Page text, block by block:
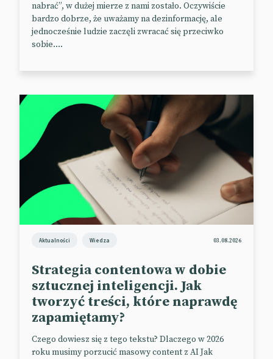
nabrać”, w dużej mierze z nami zostało. Oczywiście
bardzo dobrze, że uważamy na dezinformację, ale
jednocześnie ludzie zaczęli zwracać się przeciwko
sobie....
Aktualności Wiedza 03.08.2026
Strategia contentowa w dobie
sztucznej inteligencji. Jak
tworzyć treści, które naprawdę
zapamiętamy?
Czego dowiesz się z tego tekstu? Dlaczego w 2026
roku musimy porzucić masowy content z AI Jak